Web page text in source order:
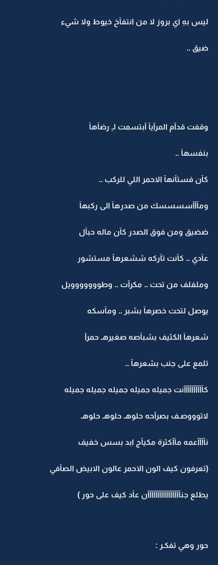
ليس بهِ اي بروز لا من انتفآخ خيوط ولا شيء
ضيق ..
وقفت قدآم المرآيآ آبتسمت لـِ رضآهآ
بنفسهآ ..
كآن فستآنهآ الاحمر اللي للركب ..
ومآآآسسسسك من صدرهآ الى ركبهآ
ضضيق ومن فوق الصدر كآن ماله حبآل
عآدي .. كآنت تآركه ششعرهآ مستشور
وملفلف من تحت .. مكرآت .. وطووووووويل
يوصل لتحت خصرهآ بشبر .. ومآسكه
شعرهآ الكثيف بشبآصه صغيرهـ حمرآ
تلمع على جنب بشعرهآ ..
كآآآآآآآآآآنت جميله جميله جميله جميله جميله
لاتوووصـف بصرآحه حلوهـ حلوهـ حلوهـ
نآآآآعمه مآآكثرة مكيآج ابد بسس خفيف
(تعرفون كيف الون الاحمر عالون الابيض الصآفي
يطلع جنآآآآآآآآآآآآآآآآآن عآد كيف على حور )
حور وهي تفكـر :